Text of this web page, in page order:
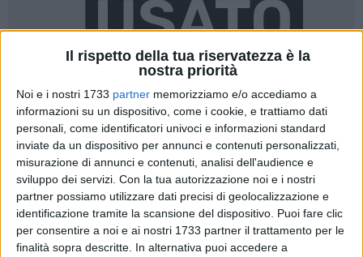
Il rispetto della tua riservatezza è la
nostra priorità
Noi e i nostri 1733 partner memorizziamo e/o accediamo a
informazioni su un dispositivo, come i cookie, e trattiamo dati
personali, come identificatori univoci e informazioni standard
inviate da un dispositivo per annunci e contenuti personalizzati,
misurazione di annunci e contenuti, analisi dell'audience e
sviluppo dei servizi. Con la tua autorizzazione noi e i nostri
partner possiamo utilizzare dati precisi di geolocalizzazione e
identificazione tramite la scansione del dispositivo. Puoi fare clic
per consentire a noi e ai nostri 1733 partner il trattamento per le
finalità sopra descritte. In alternativa puoi accedere a
22
A cura di
MASSIMILIANO DILETTUSO
Dopo la sosta per le festività pasquali, ilBitonto C5si
prepara a tornare in campo per affrontare ilVIP C5